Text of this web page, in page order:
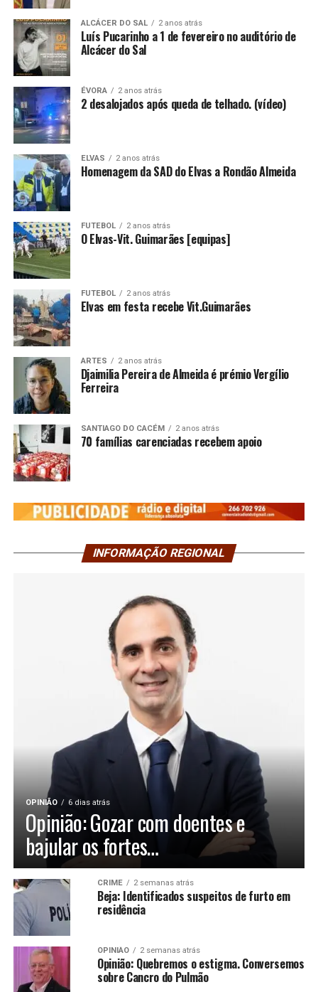
ALCÁCER DO SAL 2 anos atrás
Luís Pucarinho a 1 de fevereiro no auditório de
Alcácer do Sal
ÉVORA 2 anos atrás
2 desalojados após queda de telhado. (vídeo)
ELVAS 2 anos atrás
Homenagem da SAD do Elvas a Rondão Almeida
FUTEBOL 2 anos atrás
O Elvas-Vit. Guimarães [equipas]
FUTEBOL 2 anos atrás
Elvas em festa recebe Vit.Guimarães
ARTES 2 anos atrás
Djaimilia Pereira de Almeida é prémio Vergílio
Ferreira
SANTIAGO DO CACÉM 2 anos atrás
70 famílias carenciadas recebem apoio
INFORMAÇÃO REGIONAL
OPINIÃO 6 dias atrás
Opinião: Gozar com doentes e
bajular os fortes…
CRIME 2 semanas atrás
Beja: Identificados suspeitos de furto em
residência
OPINIÃO 2 semanas atrás
Opinião: Quebremos o estigma. Conversemos
sobre Cancro do Pulmão